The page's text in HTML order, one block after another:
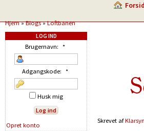
Hjem»Blogs»Loftbanen
Skrevet afKlarsyn
LOG IND
Brugernavn: *
Adgangskode: *
Husk mig
Opret konto